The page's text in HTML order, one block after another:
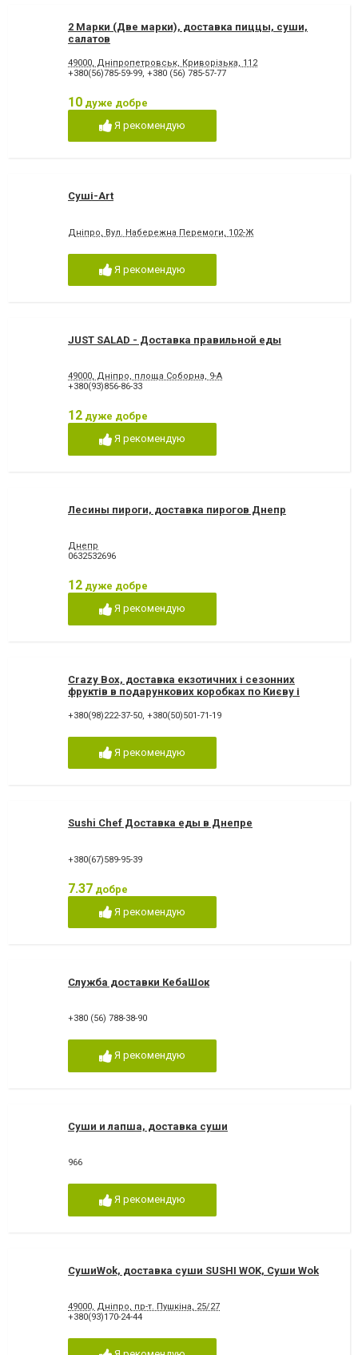
2 Марки (Две марки), доставка пиццы, суши,
салатов
49000, Дніпропетровськ, Криворізька, 112
+380(56)785-59-99, +380 (56) 785-57-77
10 дуже добре
Я рекомендую
Суші-Art
Дніпро, Вул. Набережна Перемоги, 102-Ж
Я рекомендую
JUST SALAD - Доставка правильной еды
49000, Дніпро, площа Соборна, 9-А
+380(93)856-86-33
12 дуже добре
Я рекомендую
Лесины пироги, доставка пирогов Днепр
Днепр
0632532696
12 дуже добре
Я рекомендую
Crazy Box, доставка екзотичних і сезонних
фруктів в подарункових коробках по Києву і
+380(98)222-37-50, +380(50)501-71-19
Я рекомендую
Sushi Chef Доставка еды в Днепре
+380(67)589-95-39
7.37 добре
Я рекомендую
Служба доставки КебаШок
+380 (56) 788-38-90
Я рекомендую
Суши и лапша, доставка суши
966
Я рекомендую
СушиWok, доставка суши SUSHI WOK, Суши Wok
49000, Дніпро, пр-т. Пушкіна, 25/27
+380(93)170-24-44